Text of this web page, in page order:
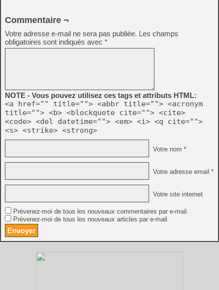
Commentaire ¬
Votre adresse e-mail ne sera pas publiée. Les champs
obligatoires sont indiqués avec *
NOTE - Vous pouvez utilisez ces tags et attributs HTML:
<a href="" title=""> <abbr title=""> <acronym
title=""> <b> <blockquote cite=""> <cite>
<code> <del datetime=""> <em> <i> <q cite="">
<s> <strike> <strong>
Votre nom *
Votre adresse email *
Votre site internet
Prévenez-moi de tous les nouveaux commentaires par e-mail.
Prévenez-moi de tous les nouveaux articles par e-mail.